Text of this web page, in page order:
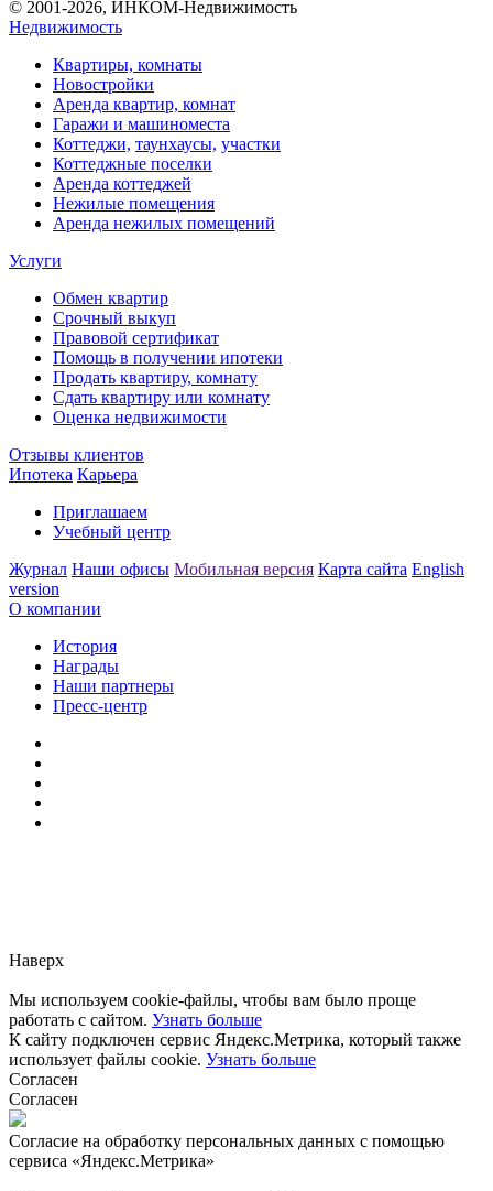
© 2001-2026, ИНКОМ-Недвижимость
Недвижимость
Квартиры, комнаты
Новостройки
Аренда квартир, комнат
Гаражи и машиноместа
Коттеджи, таунхаусы, участки
Коттеджные поселки
Аренда коттеджей
Нежилые помещения
Аренда нежилых помещений
Услуги
Обмен квартир
Срочный выкуп
Правовой сертификат
Помощь в получении ипотеки
Продать квартиру, комнату
Сдать квартиру или комнату
Оценка недвижимости
Отзывы клиентов
Ипотека Карьера
Приглашаем
Учебный центр
Журнал Наши офисы Мобильная версия Карта сайта English
version
О компании
История
Награды
Наши партнеры
Пресс-центр
Наверх
Мы используем cookie-файлы, чтобы вам было проще
работать с сайтом. Узнать больше
К сайту подключен сервис Яндекс.Метрика, который также
использует файлы cookie. Узнать больше
Согласен
Согласен
Согласие на обработку персональных данных с помощью
сервиса «Яндекс.Метрика»